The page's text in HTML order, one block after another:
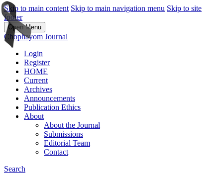
Skip to main content Skip to main navigation menu Skip to site
footer
Open Menu
Chophayom Journal
Login
Register
HOME
Current
Archives
Announcements
Publication Ethics
About
About the Journal
Submissions
Editorial Team
Contact
Search